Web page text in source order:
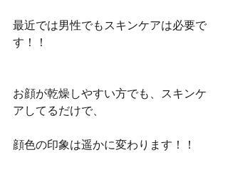
最近では男性でもスキンケアは必要で
す！！
お顔が乾燥しやすい方でも、スキンケ
アしてるだけで、
顔色の印象は遥かに変わります！！